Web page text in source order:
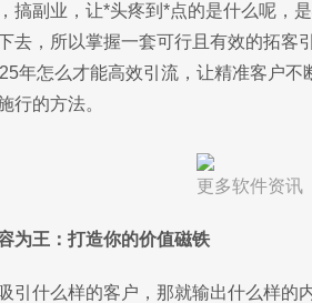
搞副业，让*头疼到*点的是什么呢，
去，所以掌握一套可行且有效的拓客
年怎么才能高效引流，让精准客户
行的方法。
更多软件资讯
为王：打造你的价值磁铁
引什么样的客户，那就输出什么样的